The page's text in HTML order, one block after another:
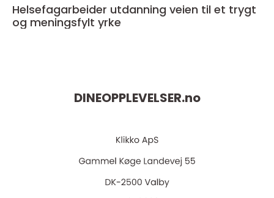
Helsefagarbeider utdanning veien til et trygt
og meningsfylt yrke
DINEOPPLEVELSER.no